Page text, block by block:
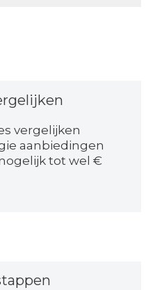
vergelijken
aanbiedingen
tot wel €